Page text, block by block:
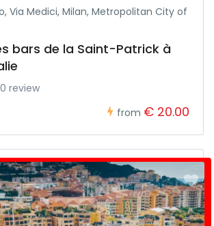
Via Medici, Milan, Metropolitan City of
bars de la Saint-Patrick à
0 review
from € 20.00